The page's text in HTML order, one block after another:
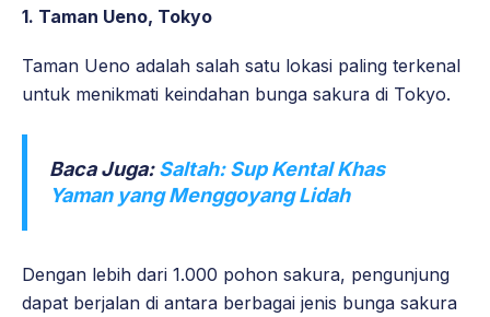
1. Taman Ueno, Tokyo
Taman Ueno adalah salah satu lokasi paling terkenal
untuk menikmati keindahan bunga sakura di Tokyo.
Baca Juga:Saltah: Sup Kental Khas
Yaman yang Menggoyang Lidah
Dengan lebih dari 1.000 pohon sakura, pengunjung
dapat berjalan di antara berbagai jenis bunga sakura